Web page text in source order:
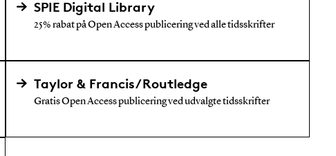
SPIE Digital Library
25% rabat på Open Access publicering ved alle tidsskrifter
Taylor & Francis/Routledge
Gratis Open Access publicering ved udvalgte tidsskrifter